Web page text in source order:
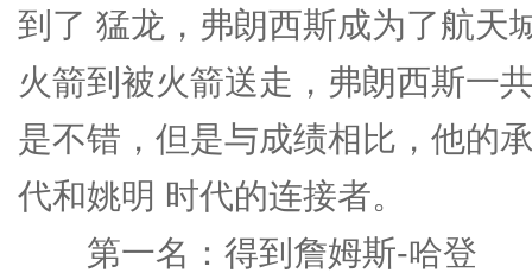
到了 猛龙，弗朗西斯成为了航天
火箭到被火箭送走，弗朗西斯一
是不错，但是与成绩相比，他的
代和姚明 时代的连接者。
第一名：得到詹姆斯-哈登